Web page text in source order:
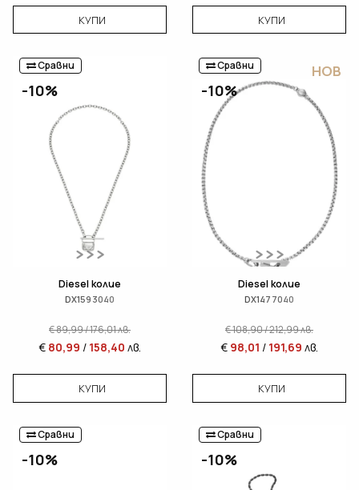
КУПИ КУПИ
Сравни
-10%
Diesel колие
DX1593040
€89,99/176,01лв.
€ 80,99 / 158,40 лв.
КУПИ
Сравни
-10%
НОВ
Diesel колие
DX1477040
€108,90/212,99лв.
€ 98,01 / 191,69 лв.
КУПИ
Сравни
-10%
Сравни
-10%